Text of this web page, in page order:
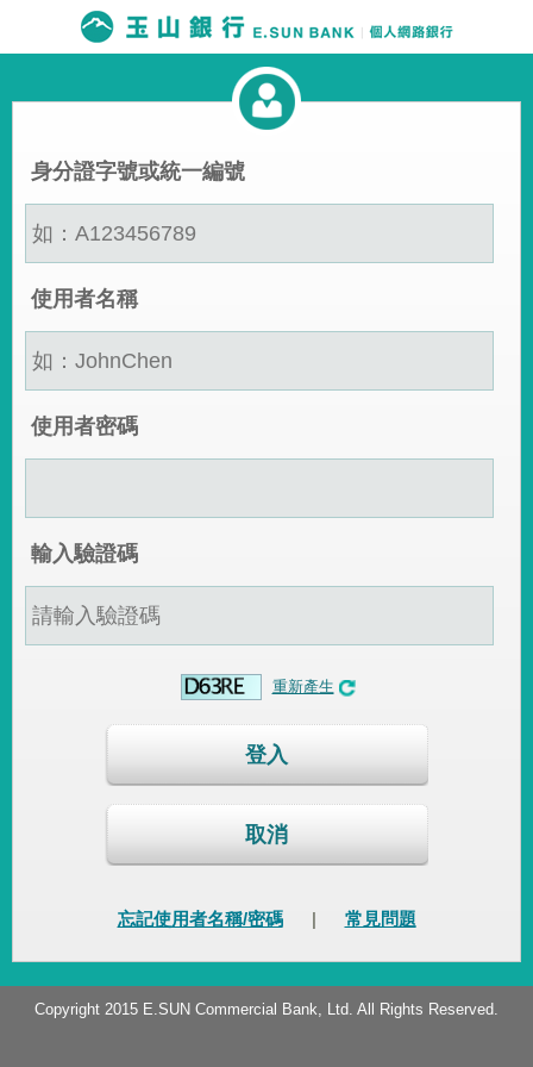
身分證字號或統一編號
使用者名稱
使用者密碼
輸入驗證碼
重新產生
登入
取消
忘記使用者名稱/密碼 | 常見問題
Copyright 2015 E.SUN Commercial Bank, Ltd. All Rights Reserved.